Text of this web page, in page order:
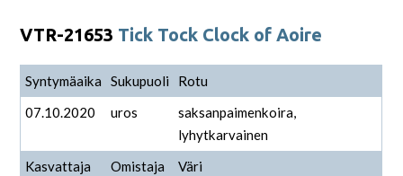
VTR-21653 Tick Tock Clock of Aoire
Syntymäaika Sukupuoli
Rotu
07.10.2020
uros
saksanpaimenkoira,
lyhytkarvainen
Kasvattaja
Omistaja
Väri